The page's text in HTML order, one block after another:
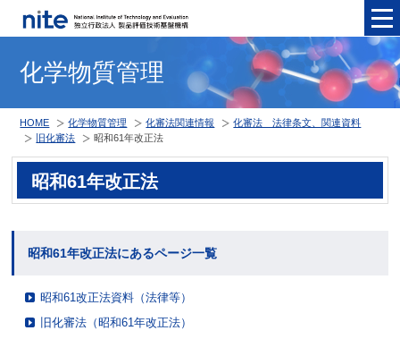
化学物質管理
HOME 化学物質管理 化審法関連情報
化審法 法律条文、関連資料
旧化審法
昭和61年改正法
昭和61年改正法
昭和61年改正法にあるページ一覧
昭和61改正法資料（法律等）
旧化審法（昭和61年改正法）